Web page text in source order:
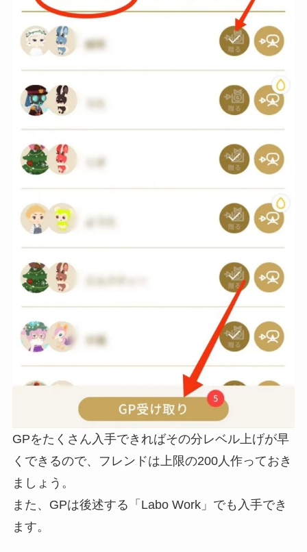
GPをたくさん入手できればその分レベル上げが早
くできるので、
フレンドは上限の200人作っておき
ましょう。
また、GPは後述する「Labo Work」でも入手でき
ます。